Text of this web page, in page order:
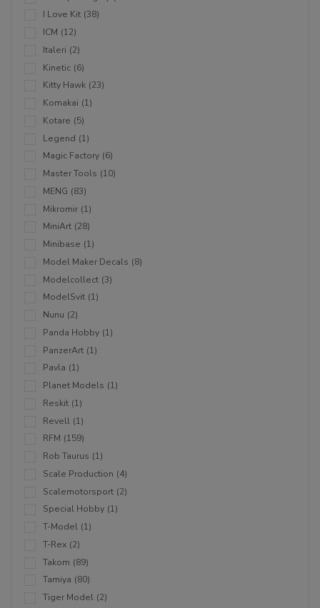
I Love Kit (38)
ICM (12)
Italeri (2)
Kinetic (6)
Kitty Hawk (23)
Komakai (1)
Kotare (5)
Legend (1)
Magic Factory (6)
Master Tools (10)
MENG (83)
Mikromir (1)
MiniArt (28)
Minibase (1)
Model Maker Decals (8)
Modelcollect (3)
ModelSvit (1)
Nunu (2)
Panda Hobby (1)
PanzerArt (1)
Pavla (1)
Planet Models (1)
Reskit (1)
Revell (1)
RFM (159)
Rob Taurus (1)
Scale Production (4)
Scalemotorsport (2)
Special Hobby (1)
T-Model (1)
T-Rex (2)
Takom (89)
Tamiya (80)
Tiger Model (2)